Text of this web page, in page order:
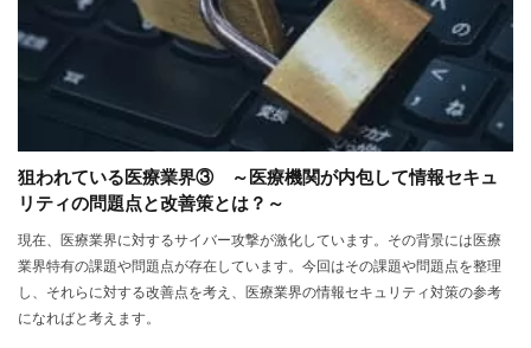
狙われている医療業界③ ～医療機関が内包して情報セキュ
リティの問題点と改善策とは？～
現在、医療業界に対するサイバー攻撃が激化しています。その背景には医療
業界特有の課題や問題点が存在しています。今回はその課題や問題点を整理
し、それらに対する改善点を考え、医療業界の情報セキュリティ対策の参考
になればと考えます。